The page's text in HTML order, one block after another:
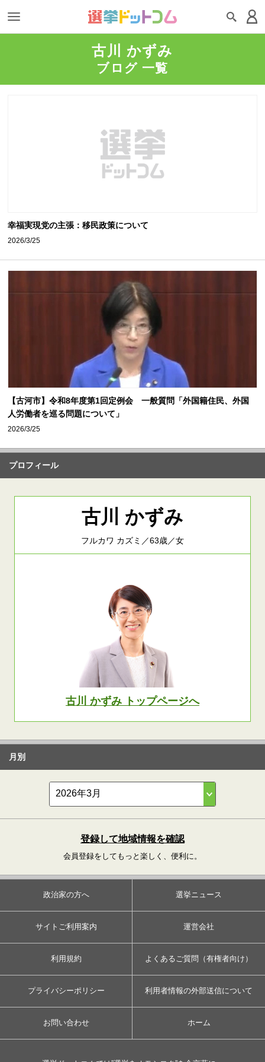
古川 かずみ
ブログ 一覧
幸福実現党の主張：移民政策について
2026/3/25
【古河市】令和8年度第1回定例会 一般質問「外国籍住民、外国
人労働者を巡る問題について」
2026/3/25
プロフィール
古川 かずみ
フルカワ カズミ／63歳／女
古川 かずみ トップページへ
月別
登録して地域情報を確認
会員登録をしてもっと楽しく、便利に。
政治家の方へ 選挙ニュース
サイトご利用案内 運営会社
利用規約 よくあるご質問（有権者向け）
プライバシーポリシー 利用者情報の外部送信について
お問い合わせ ホーム